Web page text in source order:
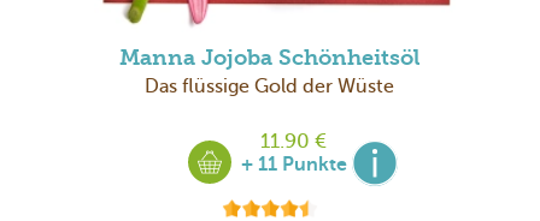
Manna Jojoba Schönheitsöl
Das flüssige Gold der Wüste
11.90 €
+ 11 Punkte